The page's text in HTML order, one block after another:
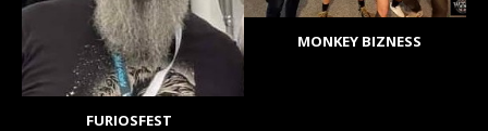
FURIOSFEST
MONKEY BIZNESS